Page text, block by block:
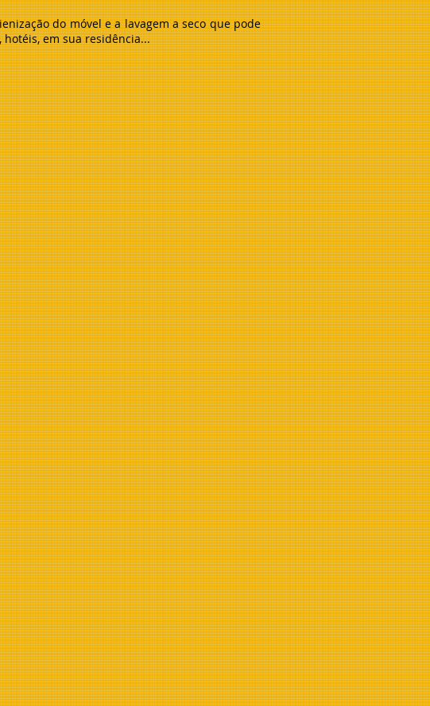
do móvel e a lavagem a seco que pode
em sua residência...